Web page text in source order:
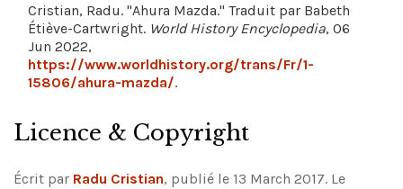
Cristian, Radu. "Ahura Mazda." Traduit par Babeth
Étiève-Cartwright. World History Encyclopedia, 06
Jun 2022,
https://www.worldhistory.org/trans/Fr/1-
15806/ahura-mazda/.
Licence & Copyright
Écrit par Radu Cristian, publié le 13 March 2017. Le